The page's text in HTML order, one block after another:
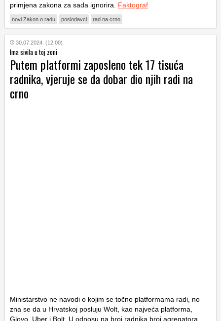
primjena zakona za sada ignorira. Faktograf
novi Zakon o radu poslodavci rad na crno
30.07.2024. (12:00)
Ima sivila u toj zoni
Putem platformi zaposleno tek 17 tisuća
radnika, vjeruje se da dobar dio njih radi na
crno
Ministarstvo ne navodi o kojim se točno platformama radi, no
zna se da u Hrvatskoj posluju Wolt, kao najveća platforma,
Glovo, Uber i Bolt. U odnosu na broj radnika broj agregatora